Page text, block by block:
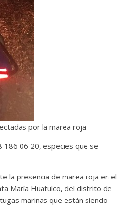
por la marea roja
186 06 20, especies que se
la presencia de marea roja en el
María Huatulco, del distrito de
marinas que están siendo